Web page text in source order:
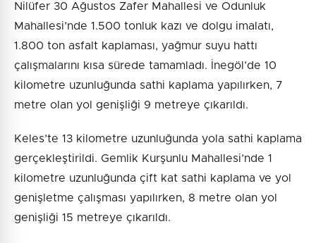
Nilüfer 30 Ağustos Zafer Mahallesi ve Odunluk
Mahallesi’nde 1.500 tonluk kazı ve dolgu imalatı,
1.800 ton asfalt kaplaması, yağmur suyu hattı
çalışmalarını kısa sürede tamamladı. İnegöl’de 10
kilometre uzunluğunda sathi kaplama yapılırken, 7
metre olan yol genişliği 9 metreye çıkarıldı.
Keles’te 13 kilometre uzunluğunda yola sathi kaplama
gerçekleştirildi. Gemlik Kurşunlu Mahallesi’nde 1
kilometre uzunluğunda çift kat sathi kaplama ve yol
genişletme çalışması yapılırken, 8 metre olan yol
genişliği 15 metreye çıkarıldı.